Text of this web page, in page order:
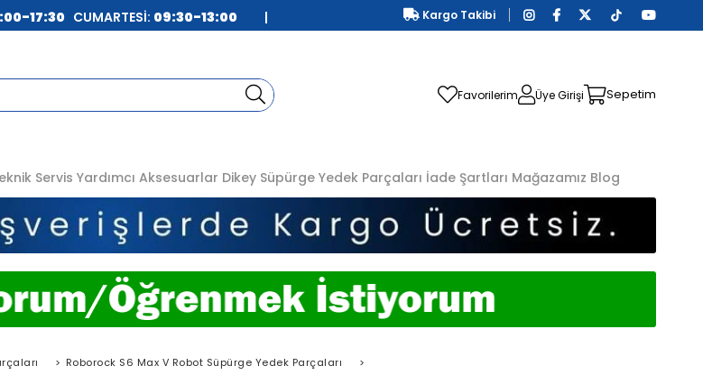
17:30 CUMARTESİ: 09:30-13:00 | Kargo Takibi
Favorilerim Üye Girişi Sepetim
Servis Yardımcı Aksesuarlar Dikey Süpürge Yedek Parçaları İade Şartları Mağazamız Blog
> Roborock S6 Max V Robot Süpürge Yedek Parçaları
>